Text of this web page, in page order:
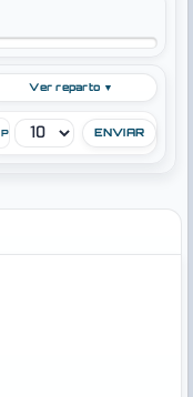
Ver reparto ▼
PUNTÚA